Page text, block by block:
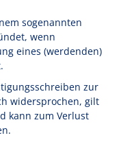
sogenannten
wenn
eines (werdenden)
zur
widersprochen, gilt
kann zum Verlust